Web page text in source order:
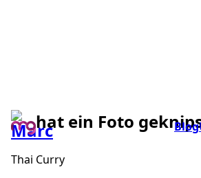
Blog
hat ein Foto
Thai Curry